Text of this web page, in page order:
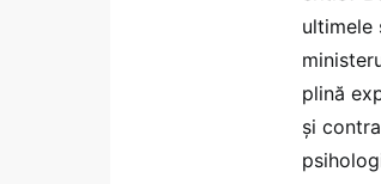
ultimele
plină
și